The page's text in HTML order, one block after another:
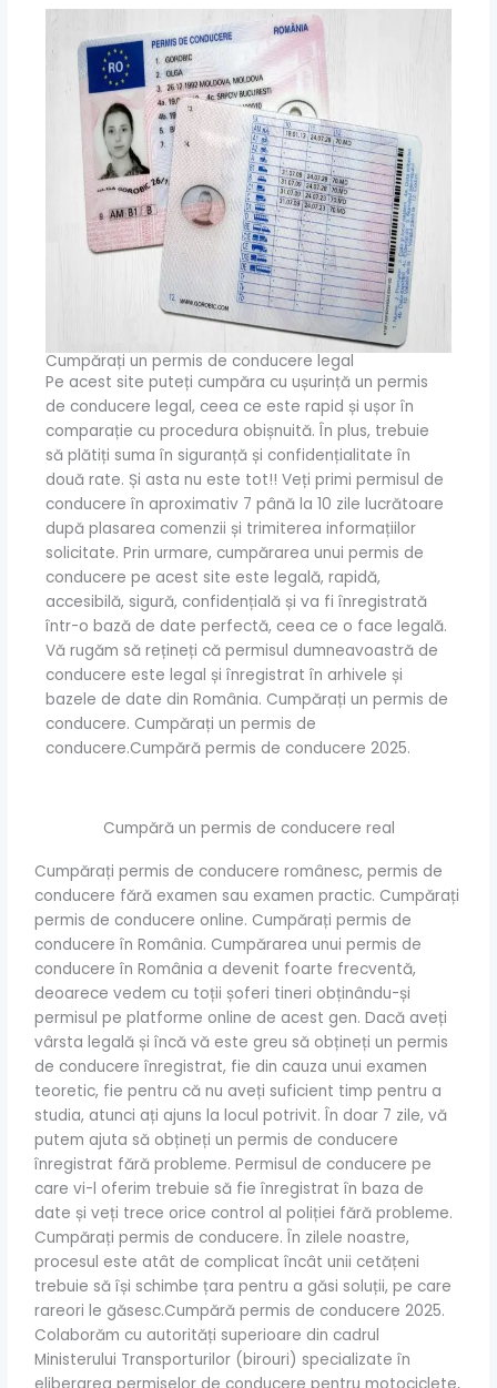
Cumpărați un permis de conducere legal
Pe acest site puteți cumpăra cu ușurință un permis
de conducere legal, ceea ce este rapid și ușor în
comparație cu procedura obișnuită. În plus, trebuie
să plătiți suma în siguranță și confidențialitate în
două rate. Și asta nu este tot!! Veți primi permisul de
conducere în aproximativ 7 până la 10 zile lucrătoare
după plasarea comenzii și trimiterea informațiilor
solicitate. Prin urmare, cumpărarea unui permis de
conducere pe acest site este legală, rapidă,
accesibilă, sigură, confidențială și va fi înregistrată
într-o bază de date perfectă, ceea ce o face legală.
Vă rugăm să rețineți că permisul dumneavoastră de
conducere este legal și înregistrat în arhivele și
bazele de date din România. Cumpărați un permis de
conducere. Cumpărați un permis de
conducere.Cumpără permis de conducere 2025.
Cumpără un permis de conducere real
Cumpărați permis de conducere românesc, permis de
conducere fără examen sau examen practic. Cumpărați
permis de conducere online. Cumpărați permis de
conducere în România. Cumpărarea unui permis de
conducere în România a devenit foarte frecventă,
deoarece vedem cu toții șoferi tineri obținându-și
permisul pe platforme online de acest gen. Dacă aveți
vârsta legală și încă vă este greu să obțineți un permis
de conducere înregistrat, fie din cauza unui examen
teoretic, fie pentru că nu aveți suficient timp pentru a
studia, atunci ați ajuns la locul potrivit. În doar 7 zile, vă
putem ajuta să obțineți un permis de conducere
înregistrat fără probleme. Permisul de conducere pe
care vi-l oferim trebuie să fie înregistrat în baza de
date și veți trece orice control al poliției fără probleme.
Cumpărați permis de conducere. În zilele noastre,
procesul este atât de complicat încât unii cetățeni
trebuie să își schimbe țara pentru a găsi soluții, pe care
rareori le găsesc.Cumpără permis de conducere 2025.
Colaborăm cu autorități superioare din cadrul
Ministerului Transporturilor (birouri) specializate în